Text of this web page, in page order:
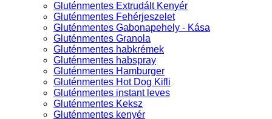
Gluténmentes Extrudált Kenyér
Gluténmentes Fehérjeszelet
Gluténmentes Gabonapehely - Kása
Gluténmentes Granola
Gluténmentes habkrémek
Gluténmentes habspray
Gluténmentes Hamburger
Gluténmentes Hot Dog Kifli
Gluténmentes instant leves
Gluténmentes Keksz
Gluténmentes kenyér